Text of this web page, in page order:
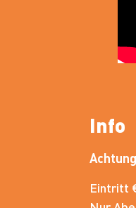
Info
Eintritt